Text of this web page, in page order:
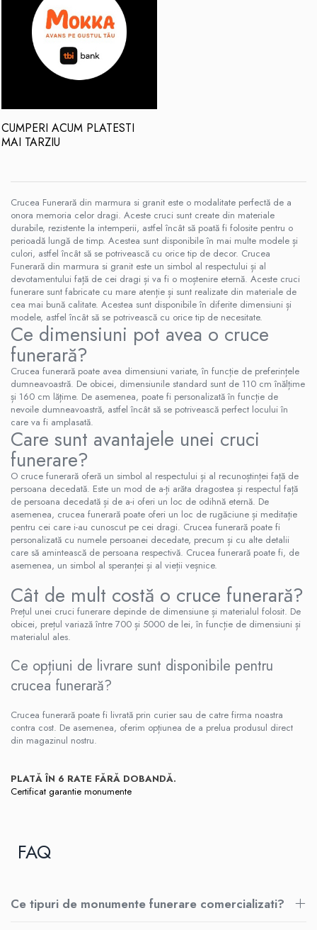
CUMPERI ACUM PLATESTI
MAI TARZIU
Crucea Funerară din marmura si granit este o modalitate perfectă de a
onora memoria celor dragi. Aceste cruci sunt create din materiale
durabile, rezistente la intemperii, astfel încât să poată fi folosite pentru o
perioadă lungă de timp. Acestea sunt disponibile în mai multe modele și
culori, astfel încât să se potrivească cu orice tip de decor. Crucea
Funerară din marmura si granit este un simbol al respectului și al
devotamentului față de cei dragi și va fi o moștenire eternă. Aceste cruci
funerare sunt fabricate cu mare atenție și sunt realizate din materiale de
cea mai bună calitate. Acestea sunt disponibile în diferite dimensiuni și
modele, astfel încât să se potrivească cu orice tip de necesitate.
Ce dimensiuni pot avea o cruce
funerară?
Crucea funerară poate avea dimensiuni variate, în funcție de preferințele
dumneavoastră. De obicei, dimensiunile standard sunt de 110 cm înălțime
și 160 cm lățime. De asemenea, poate fi personalizată în funcție de
nevoile dumneavoastră, astfel încât să se potrivească perfect locului în
care va fi amplasată.
Care sunt avantajele unei cruci
funerare?
O cruce funerară oferă un simbol al respectului și al recunoștinței față de
persoana decedată. Este un mod de a-ți arăta dragostea și respectul față
de persoana decedată și de a-i oferi un loc de odihnă eternă. De
asemenea, crucea funerară poate oferi un loc de rugăciune și meditație
pentru cei care i-au cunoscut pe cei dragi. Crucea funerară poate fi
personalizată cu numele persoanei decedate, precum și cu alte detalii
care să amintească de persoana respectivă. Crucea funerară poate fi, de
asemenea, un simbol al speranței și al vieții veșnice.
Cât de mult costă o cruce funerară?
Prețul unei cruci funerare depinde de dimensiune și materialul folosit. De
obicei, prețul variază între 700 și 5000 de lei, în funcție de dimensiuni și
materialul ales.
Ce opțiuni de livrare sunt disponibile pentru
crucea funerară?
Crucea funerară poate fi livrată prin curier sau de catre firma noastra
contra cost. De asemenea, oferim opțiunea de a prelua produsul direct
din magazinul nostru.
PLATĂ ÎN 6 RATE FĂRĂ DOBANDĂ.
Certificat garantie monumente
FAQ
Ce tipuri de monumente funerare comercializati?